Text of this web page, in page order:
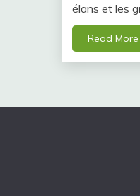
élans et les
Read More